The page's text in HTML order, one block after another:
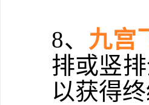
8、 九宫
排或竖
以获得